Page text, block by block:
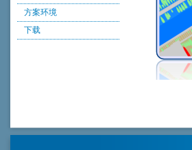
方案环境
下载